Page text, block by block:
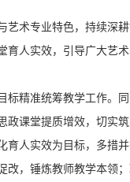
术专业特色，持续深
人实效，引导广大艺
精准统筹教学工作。
课堂提质增效，切实筑
人实效为目标，多措
，锤炼教师教学本领